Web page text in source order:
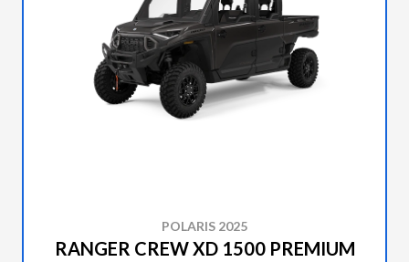
POLARIS 2025
RANGER CREW XD 1500 PREMIUM